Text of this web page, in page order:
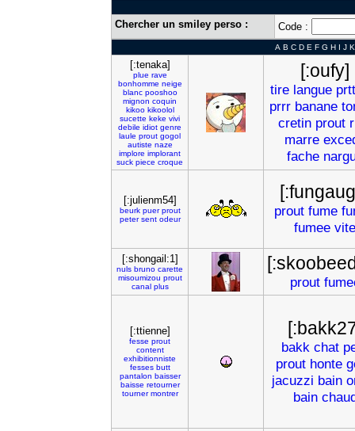
Chercher un smiley perso : Code :
A B C D E F G H I J K
[:tenaka]
plue rave
bonhomme neige
blanc pooshoo
mignon coquin
kikoo kikoolol
sucette keke vivi
debile idiot genre
laule prout gogol
autiste naze
implore implorant
suck piece croque
[:oufy]
tire langue prtt
prrr banane
cretin prout
marre
fache
[:julienm54]
beurk puer prout
peter sent odeur
prout fume
fumee vite
[:shongail:1]
nuls bruno carette
misoumizou prout
canal plus prout
[:ttienne]
fesse prout
content
exhibitionniste
fesses butt
pantalon baisser
baisse retourner
tourner montrer
bakk chat
prout honte
jacuzzi bain
bain